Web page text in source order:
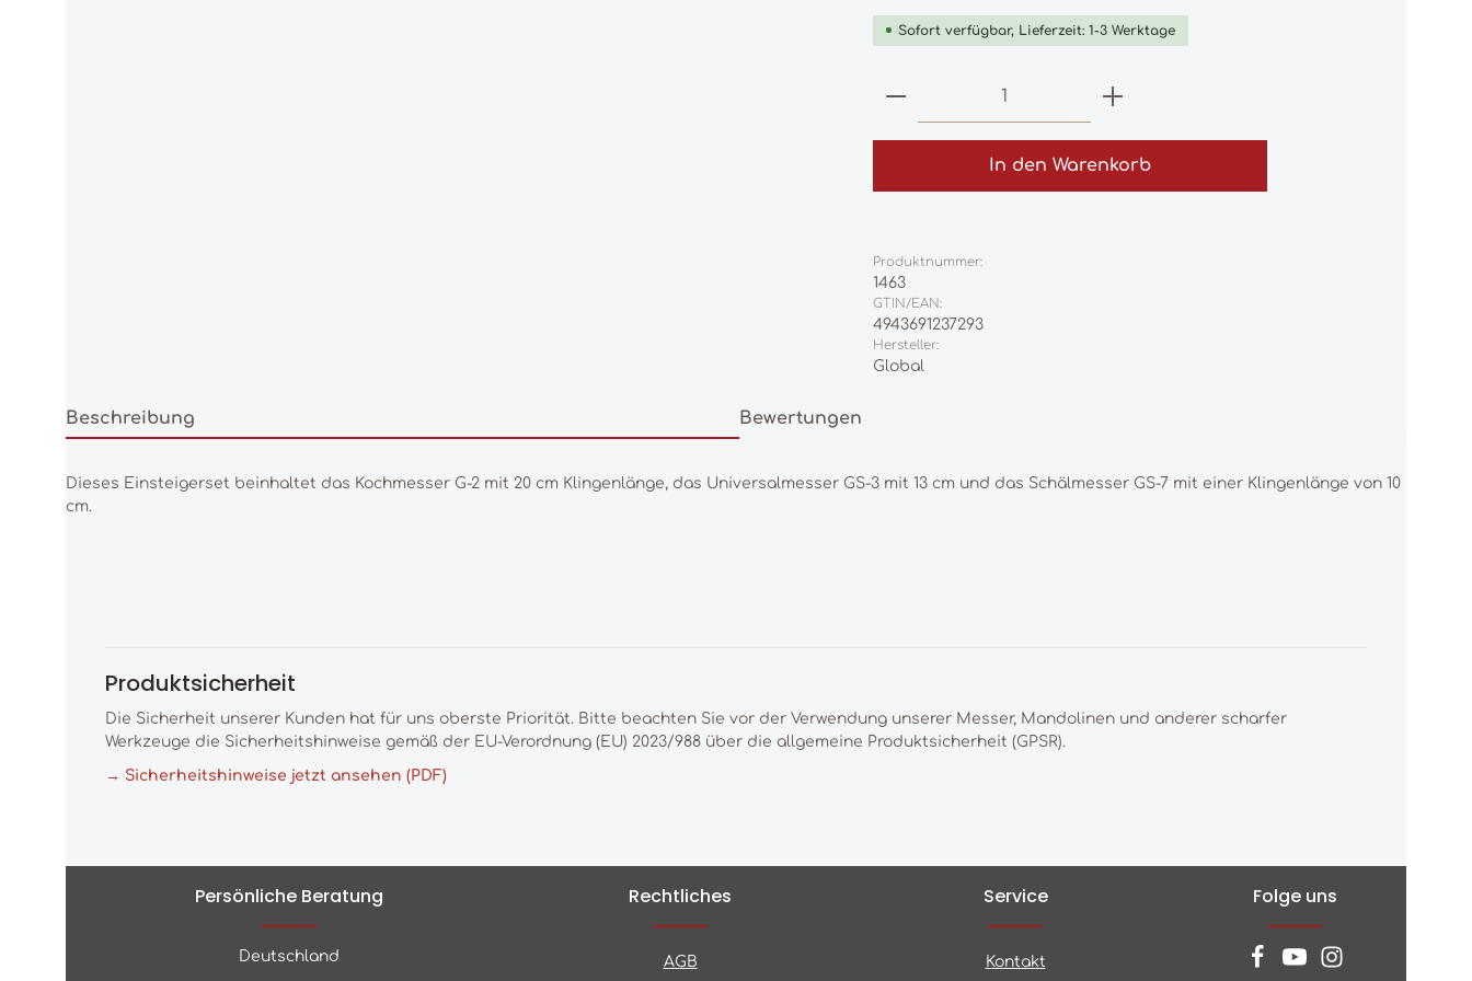
Sofort verfügbar, Lieferzeit: 1-3 Werktage
Produkt Anzahl: Gib den gewünschten
In den Warenkorb
Produktnummer:
1463
GTIN/EAN:
4943691237293
Hersteller:
Global
Beschreibung Bewertungen
Dieses Einsteigerset beinhaltet das Kochmesser G-2 mit 20 cm Klingenlänge, das Universalmesser GS-3 mit 13 cm und das Schälmesser GS-7 mit einer Klingenlänge von 10
cm.
Produktsicherheit
Die Sicherheit unserer Kunden hat für uns oberste Priorität. Bitte beachten Sie vor der Verwendung unserer Messer, Mandolinen und anderer scharfer
Werkzeuge die Sicherheitshinweise gemäß der EU-Verordnung (EU) 2023/988 über die allgemeine Produktsicherheit (GPSR).
→ Sicherheitshinweise jetzt ansehen (PDF)
Persönliche Beratung
Deutschland
Rechtliches
AGB
Service
Kontakt
Folge uns